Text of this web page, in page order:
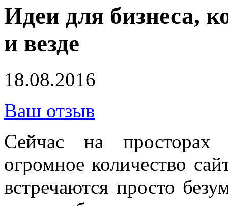
Идеи для бизнеса,
и везде
18.08.2016
Ваш отзыв
Сейчас на просторах
огромное количество
встречаются просто